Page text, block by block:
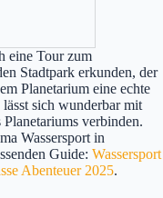
eine Tour zum
Stadtpark erkunden, der
Planetarium eine echte
sich wunderbar mit
verbinden.
Wassersport in
Guide: Wassersport
Abenteuer 2025.